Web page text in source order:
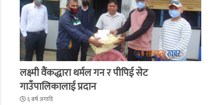
लक्ष्मी वैंकद्धारा थर्मल गन र पीपिई सेट
गाउँपालिकालाई प्रदान
६ बर्ष अगाडि